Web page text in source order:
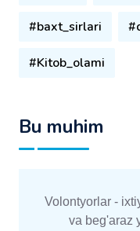
#baxt_sirlari
#Kitob_olami
Bu muhim
Volontyorlar -
va beg'araz